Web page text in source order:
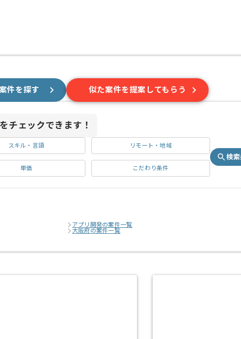
件を探す 似た案件を提案してもらう
チェックできます！
スキル・言語 リモート・地域
単価 こだわり条件
検
アプリ開発の案件一覧
大阪府の案件一覧